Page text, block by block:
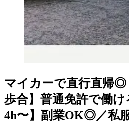
マイカーで直行直帰◎
歩合】普通免許で働け
4h〜】副業OK◎／私